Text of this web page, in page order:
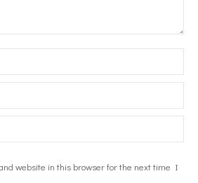
website in this browser for the next time I